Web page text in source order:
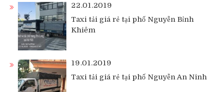
22.01.2019
Taxi tải giá rẻ tại phố Nguyễn Bỉnh
Khiêm
19.01.2019
Taxi tải giá rẻ tại phố Nguyễn An Ninh